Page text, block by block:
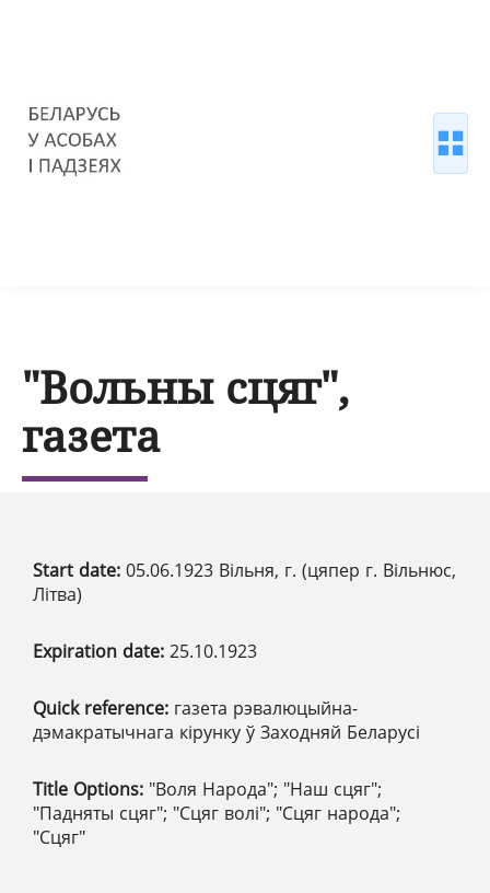
"Вольны сцяг",
газета
Start date: 05.06.1923 Вільня, г. (цяпер г. Вільнюс,
Літва)
Expiration date: 25.10.1923
Quick reference: газета рэвалюцыйна-
дэмакратычнага кірунку ў Заходняй Беларусі
Title Options: "Воля Народа"; "Наш сцяг";
"Падняты сцяг"; "Сцяг волі"; "Сцяг народа";
"Сцяг"